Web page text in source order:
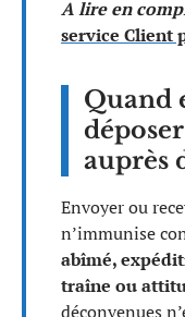
A lire en
service Client
Quand
auprès
Envoyer ou
n’immunise
abîmé,
traîne ou
déconvenues